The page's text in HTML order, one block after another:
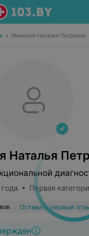
• Иванская Наталья Петровна
Наталья
• Первая
Оставить первый